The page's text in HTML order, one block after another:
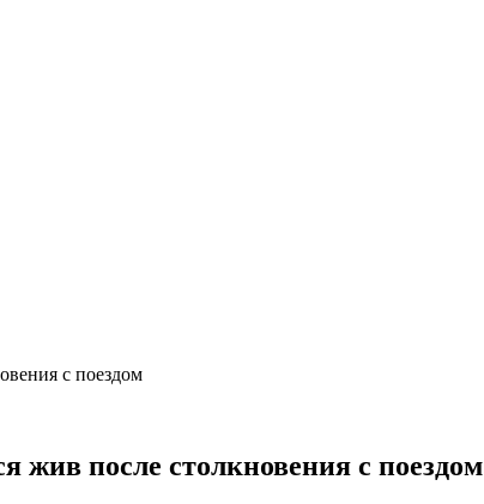
с поездом
жив после столкновения с поездом